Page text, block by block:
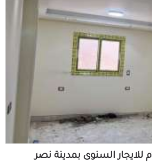
شقة سكنية 130م للايجار السنوى بمدينة نصر